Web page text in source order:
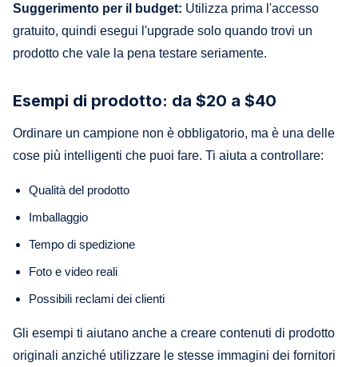
Suggerimento per il budget: Utilizza prima l'accesso
gratuito, quindi esegui l'upgrade solo quando trovi un
prodotto che vale la pena testare seriamente.
Esempi di prodotto: da $20 a $40
Ordinare un campione non è obbligatorio, ma è una delle
cose più intelligenti che puoi fare. Ti aiuta a controllare:
Qualità del prodotto
Imballaggio
Tempo di spedizione
Foto e video reali
Possibili reclami dei clienti
Gli esempi ti aiutano anche a creare contenuti di prodotto
originali anziché utilizzare le stesse immagini dei fornitori